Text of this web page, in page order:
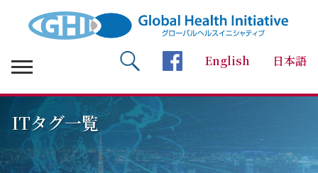
日本語
English
facebookページへ
検索 Search
ITタグ一覧